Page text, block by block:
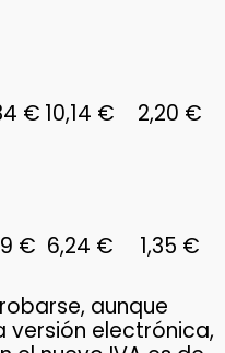
€ 10,14 € 2,20 €
€ 6,24 € 1,35 €
aunque
versión electrónica,